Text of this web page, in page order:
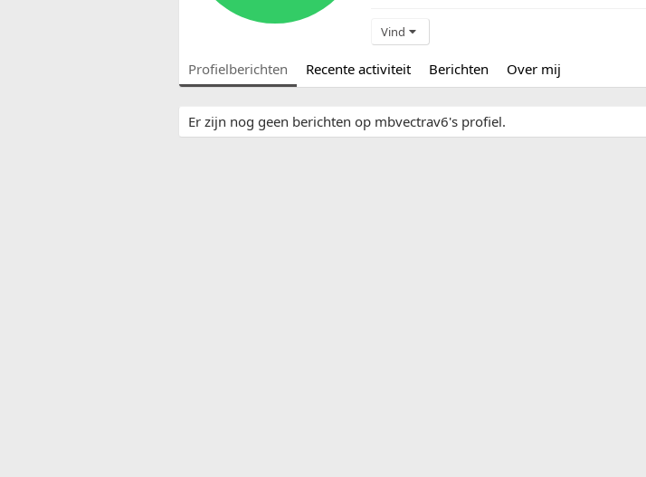
Vind
Profielberichten Recente activiteit Berichten Over mij
Er zijn nog geen berichten op mbvectrav6's profiel.